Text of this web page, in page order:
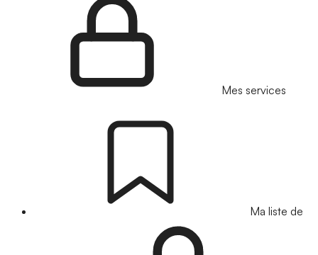
Mes services
Ma liste de